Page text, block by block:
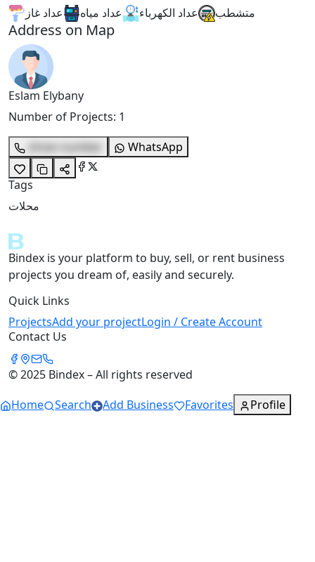
متشطب عداد الكهرباء عداد مياه عداد غاز
Address on Map
Eslam Elybany
Number of Projects: 1
show number
WhatsApp
Tags
محلات
Bindex is your platform to buy, sell, or rent business
projects you dream of, easily and securely.
Quick Links
ProjectsAdd your projectLogin / Create Account
Contact Us
© 2025 Bindex – All rights reserved
Home
Search Add Business Favorites Profile